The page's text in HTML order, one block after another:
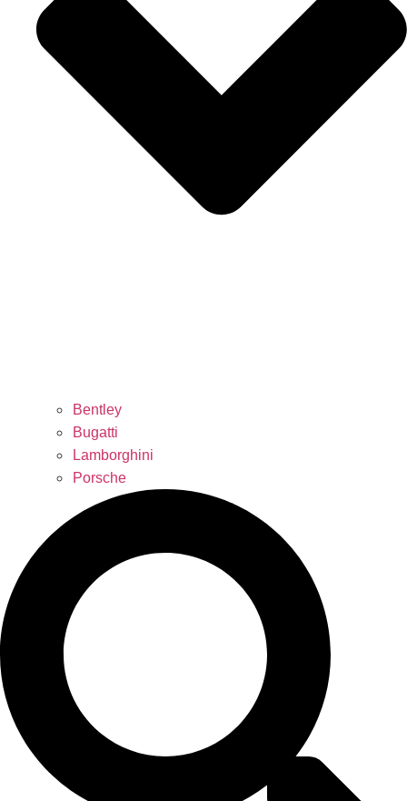
Bentley
Bugatti
Lamborghini
Porsche